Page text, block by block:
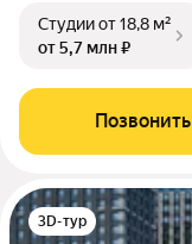
Студииот 18,8 м²
от 5,7 млн ₽
Позвонить
3D-тур